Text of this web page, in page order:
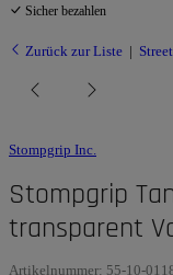
Sicher bezahlen
Zurück zur Liste
Stompgrip Inc.
Stompgrip
transparent
Artikelnummer: 55-10-